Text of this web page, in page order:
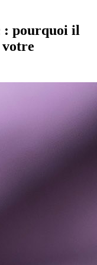
: pourquoi il
votre